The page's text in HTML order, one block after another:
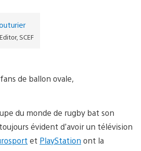
SCEF
de ballon ovale,
du monde de rugby bat son
évident d’avoir un télévision
et PlayStation ont la